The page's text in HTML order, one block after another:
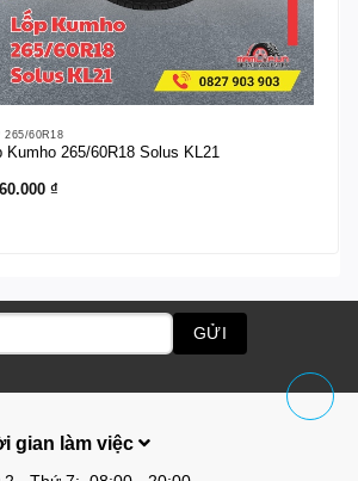
265/60R18
Kumho 265/60R18 Solus KL21
₫
gian làm việc